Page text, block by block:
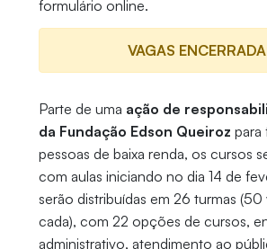
formulário online.
VAGAS
Parte de uma ação de
da Fundação Edson Queiroz para
pessoas de baixa renda, os cursos
com aulas iniciando no dia 14 de
serão distribuídas em 26 turmas (50
cada), com 22 opções de cursos,
administrativo, atendimento ao